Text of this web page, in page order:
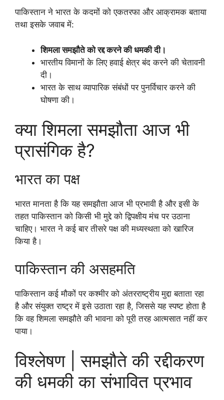
पाकिस्तान ने भारत के कदमों को एकतरफा और आक्रामक बताया
तथा इसके जवाब में:
शिमला समझौते को रद्द करने की धमकी दी।
भारतीय विमानों के लिए हवाई क्षेत्र बंद करने की चेतावनी
दी।
भारत के साथ व्यापारिक संबंधों पर पुनर्विचार करने की
घोषणा की।
क्या शिमला समझौता आज भी
प्रासंगिक है?
भारत का पक्ष
भारत मानता है कि यह समझौता आज भी प्रभावी है और इसी के
तहत पाकिस्तान को किसी भी मुद्दे को द्विपक्षीय मंच पर उठाना
चाहिए। भारत ने कई बार तीसरे पक्ष की मध्यस्थता को खारिज
किया है।
पाकिस्तान की असहमति
पाकिस्तान कई मौकों पर कश्मीर को अंतरराष्ट्रीय मुद्दा बताता रहा
है और संयुक्त राष्ट्र में इसे उठाता रहा है, जिससे यह स्पष्ट होता है
कि वह शिमला समझौते की भावना को पूरी तरह आत्मसात नहीं कर
पाया।
विश्लेषण | समझौते की रद्दीकरण
की धमकी का संभावित प्रभाव